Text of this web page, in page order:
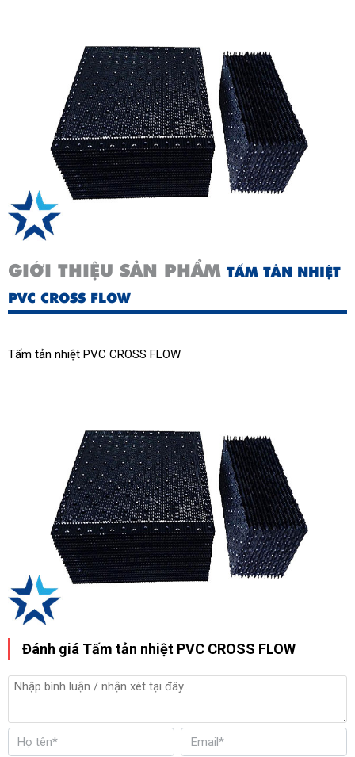
GIỚI THIỆU SẢN PHẨM TẤM TẢN NHIỆT
PVC CROSS FLOW
Tấm tản nhiệt PVC CROSS FLOW
Đánh giá Tấm tản nhiệt PVC CROSS FLOW